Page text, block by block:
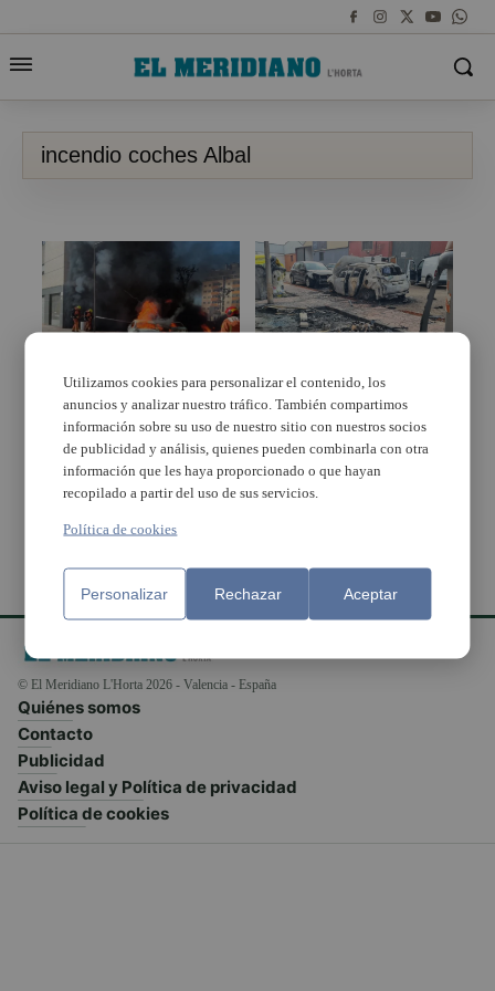
incendio coches Albal
Tres vehículos
calcinados por un
incendio en Albal
Cremen contenidors en
tres punts d’Albal
aquesta nit afectant a 8
vehicles
© El Meridiano L'Horta 2026 - Valencia - España
Quiénes somos
Contacto
Publicidad
Aviso legal y Política de privacidad
Política de cookies
Utilizamos cookies para personalizar el contenido, los
anuncios y analizar nuestro tráfico. También compartimos
información sobre su uso de nuestro sitio con nuestros socios
de publicidad y análisis, quienes pueden combinarla con otra
información que les haya proporcionado o que hayan
recopilado a partir del uso de sus servicios.
Política de cookies
Personalizar Rechazar Aceptar